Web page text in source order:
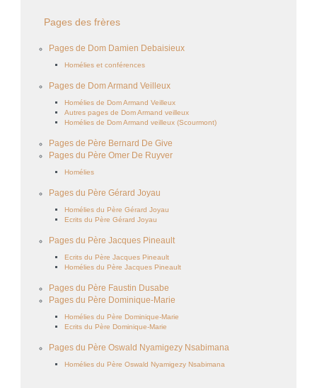
Pages des frères
Pages de Dom Damien Debaisieux
Homélies et conférences
Pages de Dom Armand Veilleux
Homélies de Dom Armand Veilleux
Autres pages de Dom Armand veilleux
Homélies de Dom Armand veilleux (Scourmont)
Pages de Père Bernard De Give
Pages du Père Omer De Ruyver
Homélies
Pages du Père Gérard Joyau
Homélies du Père Gérard Joyau
Ecrits du Père Gérard Joyau
Pages du Père Jacques Pineault
Ecrits du Père Jacques Pineault
Homélies du Père Jacques Pineault
Pages du Père Faustin Dusabe
Pages du Père Dominique-Marie
Homélies du Père Dominique-Marie
Ecrits du Père Dominique-Marie
Pages du Père Oswald Nyamigezy Nsabimana
Homélies du Père Oswald Nyamigezy Nsabimana